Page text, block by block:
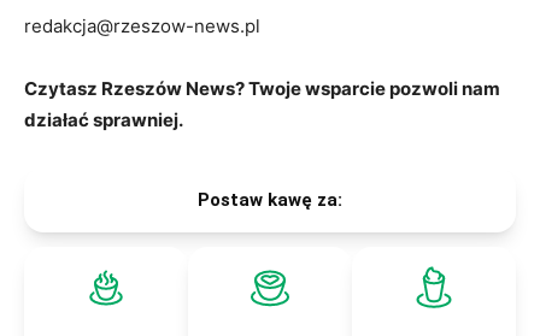
redakcja@rzeszow-news.pl
Czytasz Rzeszów News? Twoje wsparcie pozwoli nam
działać sprawniej.
Postaw kawę za: